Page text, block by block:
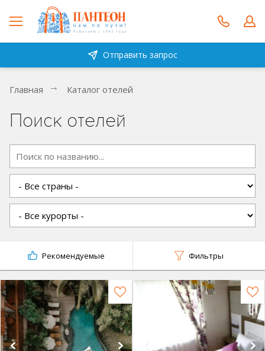
Отправить запрос
Главная Каталог отелей
Поиск отелей
Рекомендуемые Фильтры